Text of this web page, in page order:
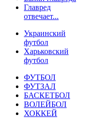
Главред
отвечает...
Украинский
футбол
Харьковский
футбол
ФУТБОЛ
ФУТЗАЛ
БАСКЕТБОЛ
ВОЛЕЙБОЛ
ХОККЕЙ